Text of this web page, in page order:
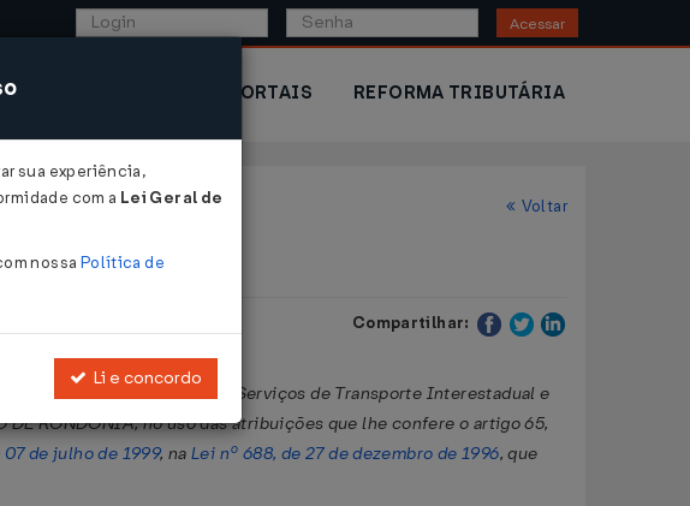
Acessar
EXTERIOR PORTAIS REFORMA TRIBUTÁRIA
Voltar
Compartilhar:
e sobre Prestação de Serviços de Transporte Interestadual e
RONDÔNIA, no uso das atribuições que lhe confere o artigo 65,
07 de julho de 1999, naLei nº 688, de 27 de dezembro de 1996, que
sua experiência,
com a Lei Geral de
nossa Política de
Li e concordo